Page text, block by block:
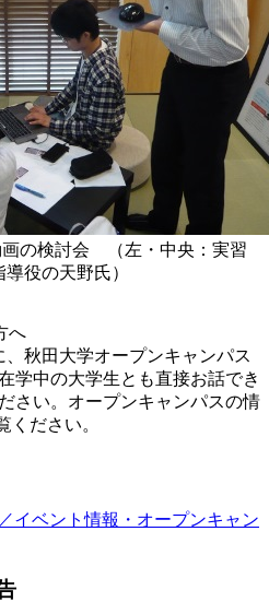
の検討会 （左・中央：実習
役の天野氏）
へ
秋田大学オープンキャンパス
学中の大学生とも直接お話でき
さい。オープンキャンパスの情
ください。
イベント情報・オープンキャン